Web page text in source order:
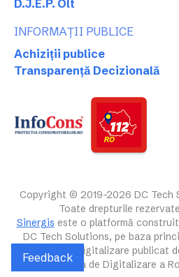
D.J.E.P. Olt
INFORMAȚII PUBLICE
Achiziții publice
Transparență Decizională
Copyright © 2019-2026 DC Tech
Toate drepturile
Sinergis este o platformă
DC Tech Solutions, pe baza
ghidul de digitalizare publicat
Autoritatea de Digitalizare a
Feedback